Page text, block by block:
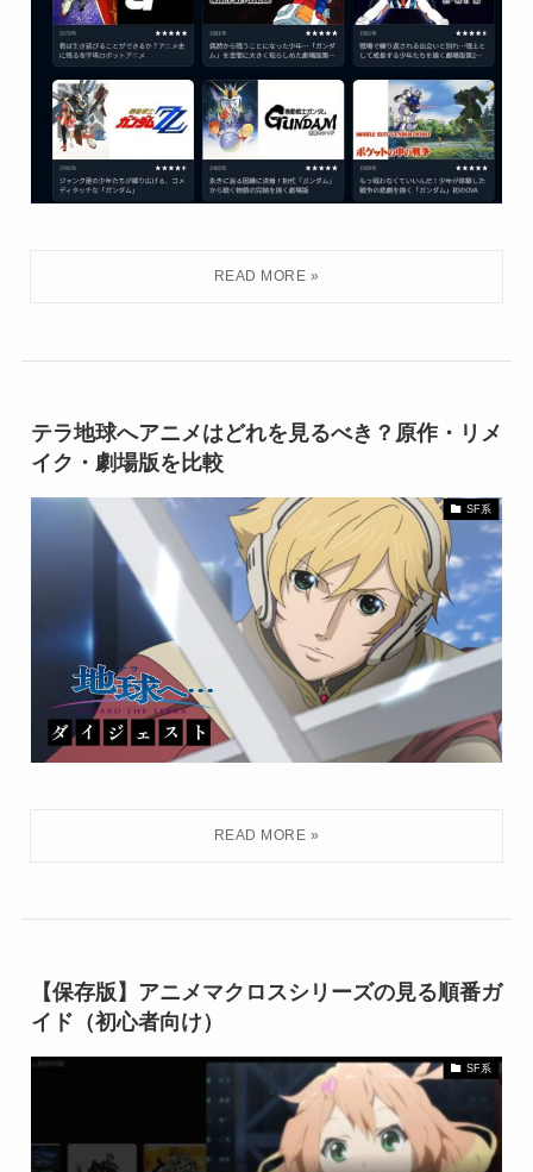
テラ地球へアニメはどれを見るべき？原作・リメ
イク・劇場版を比較
SF系
【保存版】アニメマクロスシリーズの見る順番ガ
イド（初心者向け）
SF系